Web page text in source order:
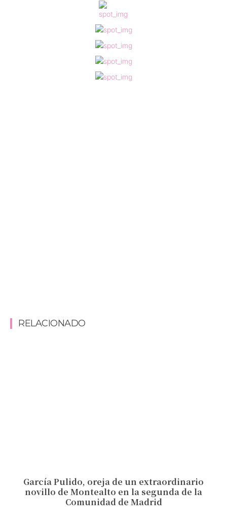
RELACIONADO
García Pulido, oreja de un extraordinario
novillo de Montealto en la segunda de la
Comunidad de Madrid